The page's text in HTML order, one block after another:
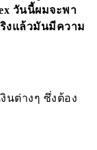
วันนี้ผมจะพา
งแล้วมันมีความ
นต่างๆ ซึ่งต้อง